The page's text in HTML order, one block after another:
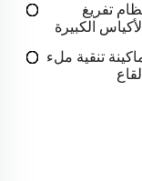
تفريغ
الأكياس الكبيرة
تنقية ملء
القاع